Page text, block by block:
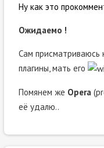
Ну как это
Ожидаемо !
Сам присматриваюсь
плагины, мать его
Помянем же Opera
её удалю..